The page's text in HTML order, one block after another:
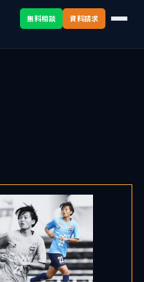
無料相談 資料請求